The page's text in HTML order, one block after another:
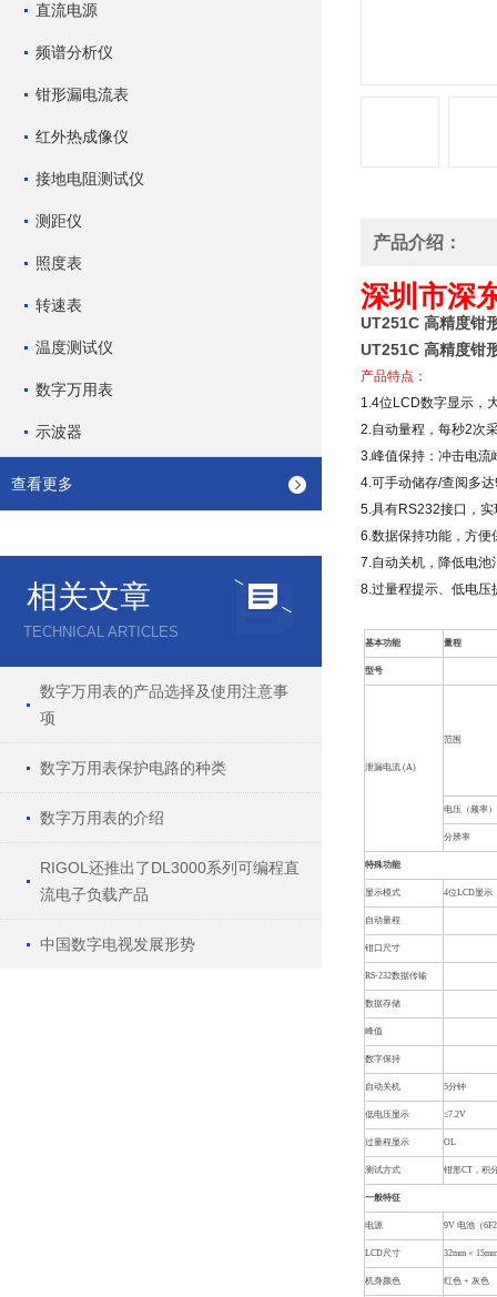
直流电源
频谱分析仪
钳形漏电流表
红外热成像仪
接地电阻测试仪
测距仪
照度表
转速表
温度测试仪
数字万用表
示波器
查看更多
相关文章
TECHNICAL ARTICLES
数字万用表的产品选择及使用注意事
项
数字万用表保护电路的种类
数字万用表的介绍
RIGOL还推出了DL3000系列可编程直
流电子负载产品
中国数字电视发展形势
产品介绍：
深圳市深
UT251C 高精度钳
UT251C 高精度钳
产品特点：
1.4位LCD数字显示，
2.自动量程，每秒2次
3.峰值保持：冲击电流
4.可手动储存/查阅多
5.具有RS232接口，
6.数据保持功能，方便
7.自动关机，降低电池
8.过量程提示、低电压
基本功能 量程
型号
泄漏电流 (A)
范围
电压（频率）
分辨率
特殊功能
显示模式 4位LCD显示
自动量程
钳口尺寸
RS-232数据传输
数据存储
峰值
数字保持
自动关机 5分钟
低电压显示 ≤7.2V
过量程显示 OL
测试方式 钳形CT，积
一般特征
电源 9V 电池（
LCD尺寸 32mm ×
机身颜色 红色 + 灰色